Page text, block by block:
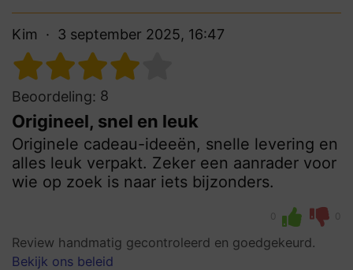
Kim 3 september 2025, 16:47
Beoordeling: 8
Origineel, snel en leuk
Originele cadeau-ideeën, snelle levering en
alles leuk verpakt. Zeker een aanrader voor
wie op zoek is naar iets bijzonders.
0 0
Review handmatig gecontroleerd en goedgekeurd.
Bekijk ons beleid